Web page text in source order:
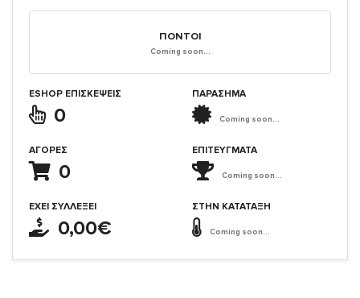
ΠΌΝΤΟΙ
Coming soon...
ESHOP ΕΠΙΣΚΈΨΕΙΣ
0
ΑΓΟΡΈΣ
0
ΈΧΕΙ ΣΥΛΛΈΞΕΙ
0,00€
ΠΑΡΑΣΗΜΑ
Coming soon...
ΕΠΙΤΕΎΓΜΑΤΑ
Coming soon...
ΣΤΗΝ ΚΑΤΆΤΑΞΗ
Coming soon...